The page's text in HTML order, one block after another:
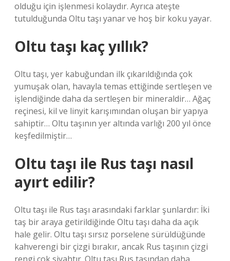
olduğu için işlenmesi kolaydır. Ayrıca ateşte
tutulduğunda Oltu taşı yanar ve hoş bir koku yayar.
Oltu taşı kaç yıllık?
Oltu taşı, yer kabuğundan ilk çıkarıldığında çok
yumuşak olan, havayla temas ettiğinde sertleşen ve
işlendiğinde daha da sertleşen bir mineraldir… Ağaç
reçinesi, kil ve linyit karışımından oluşan bir yapıya
sahiptir… Oltu taşının yer altında varlığı 200 yıl önce
keşfedilmiştir…
Oltu taşı ile Rus taşı nasıl
ayırt edilir?
Oltu taşı ile Rus taşı arasındaki farklar şunlardır: İki
taş bir araya getirildiğinde Oltu taşı daha da açık
hale gelir. Oltu taşı sırsız porselene sürüldüğünde
kahverengi bir çizgi bırakır, ancak Rus taşının çizgi